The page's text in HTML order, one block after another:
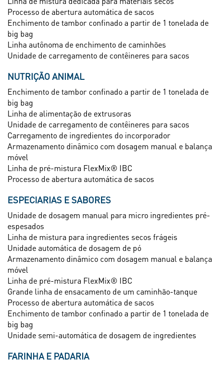
Processo de abertura automática de sacos
Enchimento de tambor confinado a partir de 1 tonelada de
big bag
Linha autônoma de enchimento de caminhões
Unidade de carregamento de contêineres para sacos
NUTRIÇÃO ANIMAL
Enchimento de tambor confinado a partir de 1 tonelada de
big bag
Linha de alimentação de extrusoras
Unidade de carregamento de contêineres para sacos
Carregamento de ingredientes do incorporador
Armazenamento dinâmico com dosagem manual e balança
móvel
Linha de pré-mistura FlexMix® IBC
Processo de abertura automática de sacos
ESPECIARIAS E SABORES
Unidade de dosagem manual para micro ingredientes pré-
espesados
Linha de mistura para ingredientes secos frágeis
Unidade automática de dosagem de pó
Armazenamento dinâmico com dosagem manual e balança
móvel
Linha de pré-mistura FlexMix® IBC
Grande linha de ensacamento de um caminhão-tanque
Processo de abertura automática de sacos
Enchimento de tambor confinado a partir de 1 tonelada de
big bag
Unidade semi-automática de dosagem de ingredientes
FARINHA E PADARIA